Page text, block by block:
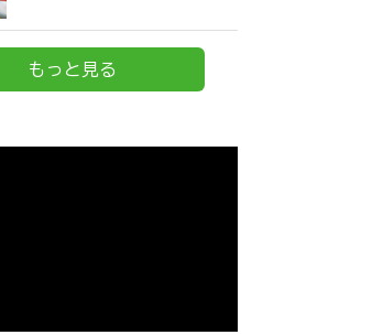
もっと見る